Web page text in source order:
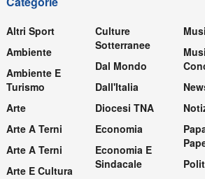
Altri Sport
Ambiente
Ambiente E
Turismo
Arte
Arte A Terni
Arte A Terni
Arte E Cultura
Culture
Sotterranee
Dal Mondo
Dall'Italia
Diocesi TNA
Economia
Economia E
Sindacale